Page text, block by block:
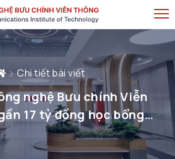
Chi tiết bài viết
nghệ Bưu chính Viễn
17 tỷ đồng học bổng
học tập trong học kỳ 1 năm
học 2023-2024